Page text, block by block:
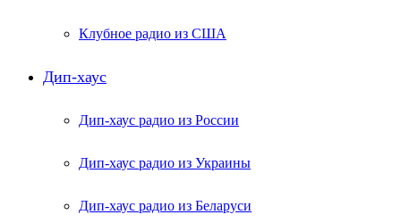
Клубное радио из США
Дип-хаус
Дип-хаус радио из России
Дип-хаус радио из Украины
Дип-хаус радио из Беларуси